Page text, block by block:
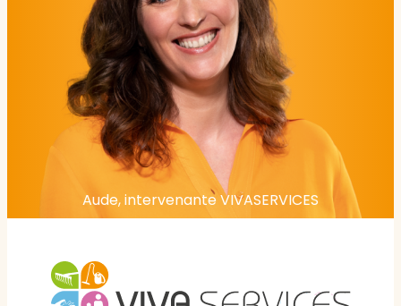
Aude, intervenante VIVASERVICES